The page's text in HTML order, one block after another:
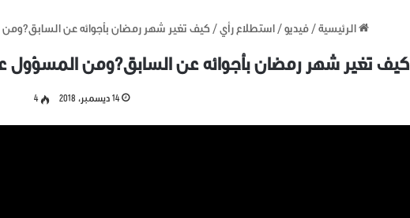
الرئيسية / فيديو / استطلاع رأي / كيف تغير شهر رمضان بأجوائه عن السابق؟ومن
كيف تغير شهر رمضان بأجوائه عن السابق؟ومن المسؤول عن
14 ديسمبر، 2018 4